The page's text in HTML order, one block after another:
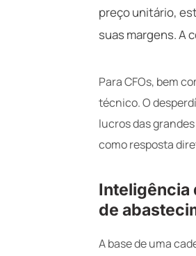
preço unitário,
suas margens. A
Para CFOs, bem
técnico. O
lucros das
como resposta
Inteligência
de
A base de uma